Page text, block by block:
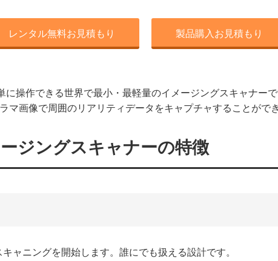
レンタル無料お見積もり 製品購入お見積もり
操作できる世界で最小・最軽量のイメージングスキャナーで
マ画像で周囲のリアリティデータをキャプチャすることができ
ジングスキャナーの特徴
ャニングを開始します。誰にでも扱える設計です。